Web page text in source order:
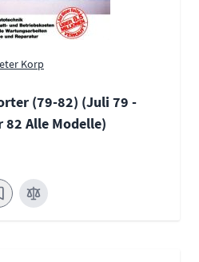
Korp
(79-82) (Juli 79 -
82 Alle Modelle)